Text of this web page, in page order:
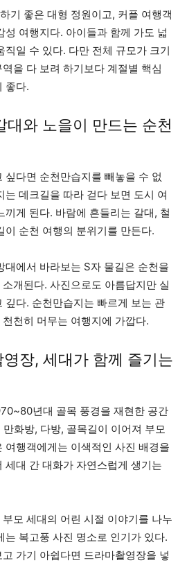
기 좋은 대형 정원이고, 커플 여행객
성 여행지다. 아이들과 함께 가도 넓
직일 수 있다. 다만 전체 규모가 크기
을 다 보려 하기보다 계절별 핵심
좋다.
대와 노을이 만드는 순천
싶다면 순천만습지를 빼놓을 수 없
는 데크길을 따라 걷다 보면 도시 여
끼게 된다. 바람에 흔들리는 갈대, 철
이 순천 여행의 분위기를 만든다.
대에서 바라보는 S자 물길은 순천을
개된다. 사진으로도 아름답지만 실
깊다. 순천만습지는 빠르게 보는 관
천히 머무는 여행지에 가깝다.
장, 세대가 함께 즐기는
년대 골목 풍경을 재현한 공간
화방, 다방, 골목길이 이어져 부모
여행객에게는 이색적인 사진 배경을
세대 간 대화가 자연스럽게 생기는
모 세대의 어린 시절 이야기를 나누
는 복고풍 사진 명소로 인기가 있다.
가기 아쉽다면 드라마촬영장을 넣